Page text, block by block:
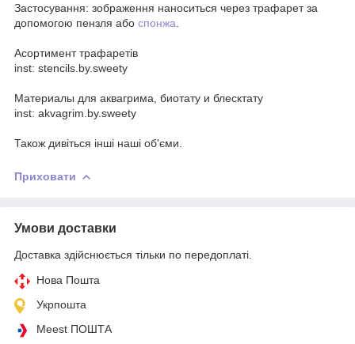
Застосування: зображення наноситься через трафарет за
допомогою пензля або спонжа
Асортимент трафаретів
inst: stencils.by.sweety
Материалы для аквагрима, биотату и блесктату
inst: akvagrim.by.sweety
Також дивіться інші наші об'єми.
Приховати
Умови доставки
Доставка здійснюється тільки по передоплаті.
Нова Пошта
Укрпошта
Meest ПОШТА